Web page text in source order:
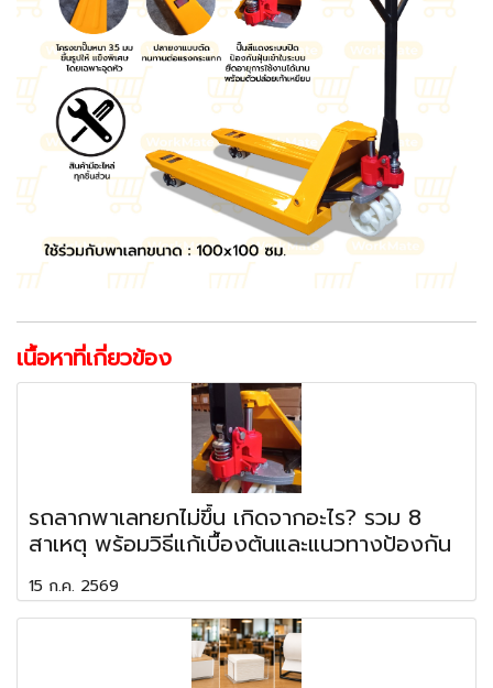
เนื้อหาที่เกี่ยวข้อง
รถลากพาเลทยกไม่ขึ้น เกิดจากอะไร? รวม 8
สาเหตุ พร้อมวิธีแก้เบื้องต้นและแนวทางป้องกัน
15 ก.ค. 2569